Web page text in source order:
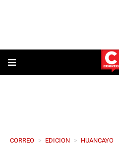
CORREO > EDICION > HUANCAYO